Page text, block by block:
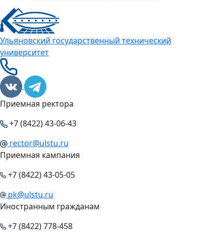
Ульяновский государственный технический
университет
Приемная ректора
+7 (8422) 43-06-43
rector@ulstu.ru
Приемная кампания
+7 (8422) 43-05-05
pk@ulstu.ru
Иностранным гражданам
+7 (8422) 778-458